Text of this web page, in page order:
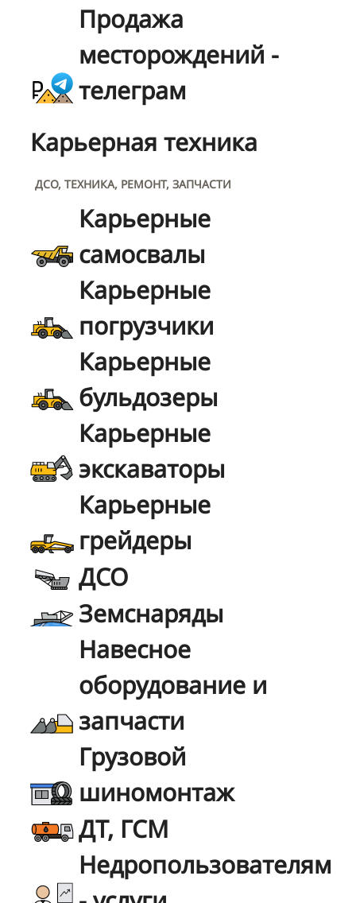
Продажа
месторождений -
телеграм
Карьерная техника
ДСО, ТЕХНИКА, РЕМОНТ, ЗАПЧАСТИ
Карьерные
самосвалы
Карьерные
погрузчики
Карьерные
бульдозеры
Карьерные
экскаваторы
Карьерные
грейдеры
ДСО
Земснаряды
Навесное
оборудование и
запчасти
Грузовой
шиномонтаж
ДТ, ГСМ
Недропользователям